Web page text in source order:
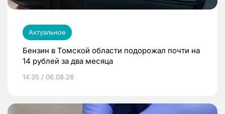
Актуальное
Бензин в Томской области подорожал почти на
14 рублей за два месяца
14:35 / 06.08.26